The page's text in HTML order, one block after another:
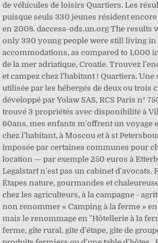
de véhicules de loisirs Quartiers. Les
puisque seuls 330 jeunes résident
en 2008. daccess-ods.un.org The results
only 330 young people were still living in
accommodations, as compared to 1,000
de la mer adriatique, Croatie. Trouvez
et campez chez l’habitant ! Quartiers.
utilisée par les hébergés de deux ou trois
développé par Yolaw SAS, RCS Paris n°
trouvé 3 propriétés avec disponibilité à
60ans, mes enfants m'offrent un voyage
chez l'habitant, à Moscou et à st
imposée par certaines communes pour
location — par exemple 250 euros à
Legalstart n'est pas un cabinet d'avocats.
Étapes nature, gourmandes et
chez les agriculteurs, à la campagne -
non renommer « Camping à la ferme »
mais le renommage en "Hôtellerie à la
ferme, gîte rural, gîte d’étape, gîte de